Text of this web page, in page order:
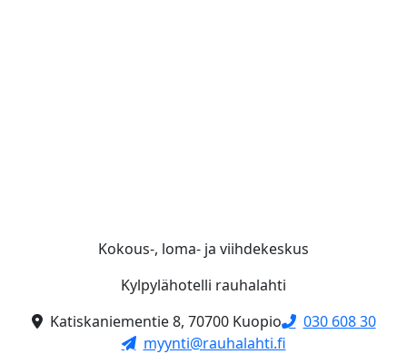
Kokous-, loma- ja viihdekeskus
Kylpylähotelli rauhalahti
Katiskaniementie 8, 70700 Kuopio
030 608 30
myynti@rauhalahti.fi